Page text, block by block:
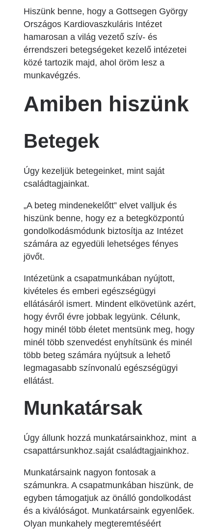
Hiszünk benne, hogy a Gottsegen György
Országos Kardiovaszkuláris Intézet
hamarosan a világ vezető szív- és
érrendszeri betegségeket kezelő intézetei
közé tartozik majd, ahol öröm lesz a
munkavégzés.
Amiben hiszünk
Betegek
Úgy kezeljük betegeinket, mint saját
családtagjainkat.
„A beteg mindenekelőtt” elvet valljuk és
hiszünk benne, hogy ez a betegközpontú
gondolkodásmódunk biztosítja az Intézet
számára az egyedüli lehetséges fényes
jövőt.
Intézetünk a csapatmunkában nyújtott,
kivételes és emberi egészségügyi
ellátásáról ismert. Mindent elkövetünk azért,
hogy évről évre jobbak legyünk. Célunk,
hogy minél több életet mentsünk meg, hogy
minél több szenvedést enyhítsünk és minél
több beteg számára nyújtsuk a lehető
legmagasabb színvonalú egészségügyi
ellátást.
Munkatársak
Úgy állunk hozzá munkatársainkhoz, mint a
csapattársunkhoz.saját családtagjainkhoz.
Munkatársaink nagyon fontosak a
számunkra. A csapatmunkában hiszünk, de
egyben támogatjuk az önálló gondolkodást
és a kiválóságot. Munkatársaink egyenlőek.
Olyan munkahely megteremtéséért